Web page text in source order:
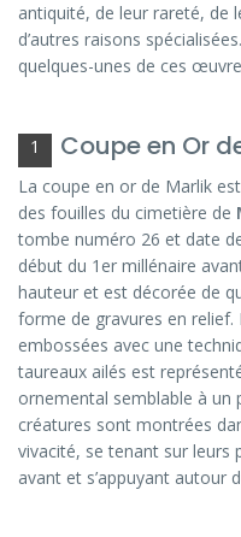
antiquité, de leur rareté, de
d’autres raisons
quelques-unes de ces
1 Coupe en Or
La coupe en or de Marlik
des fouilles du cimetière de
tombe numéro 26 et date
début du 1er millénaire
hauteur et est décorée de
forme de gravures en
embossées avec une
taureaux ailés est
ornemental semblable à un
créatures sont montrées
vivacité, se tenant sur leurs
avant et s’appuyant autour